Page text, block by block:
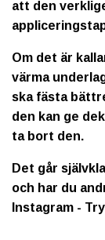
att den
Om det är
värma
ska fästa
den kan ge
ta bort den.
Det går
och har du
Instagram -